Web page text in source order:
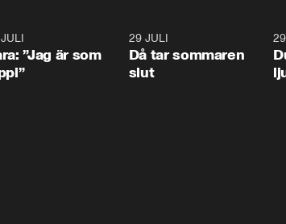
”Jag är som
29 JULI
Då tar sommaren
slut